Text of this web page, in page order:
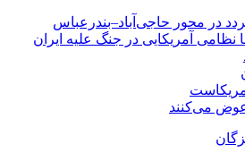
در محور حاجی‌آباد–بندرعباس
آمریکایی در جنگ علیه ایران
عوض می‌کنند